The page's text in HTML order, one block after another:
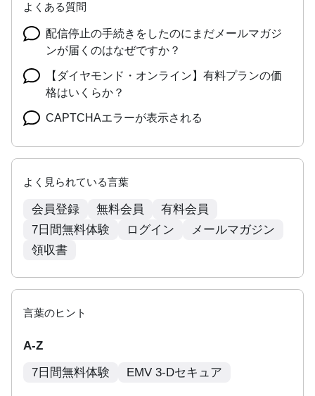
よくある質問
配信停止の手続きをしたのにまだメールマガジ
ンが届くのはなぜですか？
【ダイヤモンド・オンライン】有料プランの価
格はいくらか？
CAPTCHAエラーが表示される
よく見られている言葉
会員登録 無料会員
有料会員
7日間無料体験
ログイン
メールマガジン
領収書
言葉のヒント
A-Z
7日間無料体験
EMV 3-Dセキュア